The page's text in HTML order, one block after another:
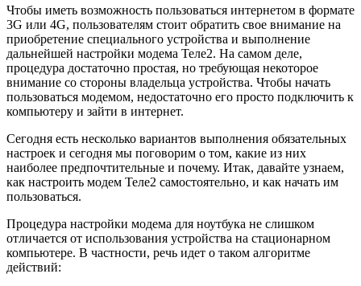
Чтобы иметь возможность пользоваться интернетом в формате
3G или 4G, пользователям стоит обратить свое внимание на
приобретение специального устройства и выполнение
дальнейшей настройки модема Теле2. На самом деле,
процедура достаточно простая, но требующая некоторое
внимание со стороны владельца устройства. Чтобы начать
пользоваться модемом, недостаточно его просто подключить к
компьютеру и зайти в интернет.
Сегодня есть несколько вариантов выполнения обязательных
настроек и сегодня мы поговорим о том, какие из них
наиболее предпочтительные и почему. Итак, давайте узнаем,
как настроить модем Теле2 самостоятельно, и как начать им
пользоваться.
Процедура настройки модема для ноутбука не слишком
отличается от использования устройства на стационарном
компьютере. В частности, речь идет о таком алгоритме
действий: